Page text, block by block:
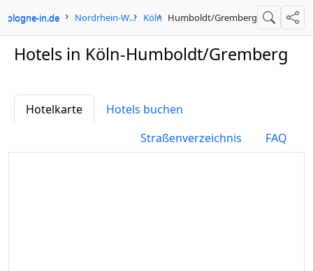
cologne-in.de Nordrhein-Westfalen Köln Humboldt/Gremberg Suche
Hotels in Köln-Humboldt/Gremberg
Hotelkarte
Hotels buchen
Straßenverzeichnis
FAQ